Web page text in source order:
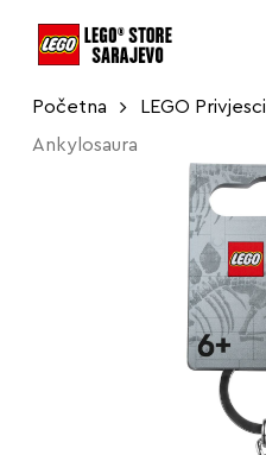
Početna LEGO Privjesci
Ankylosaura